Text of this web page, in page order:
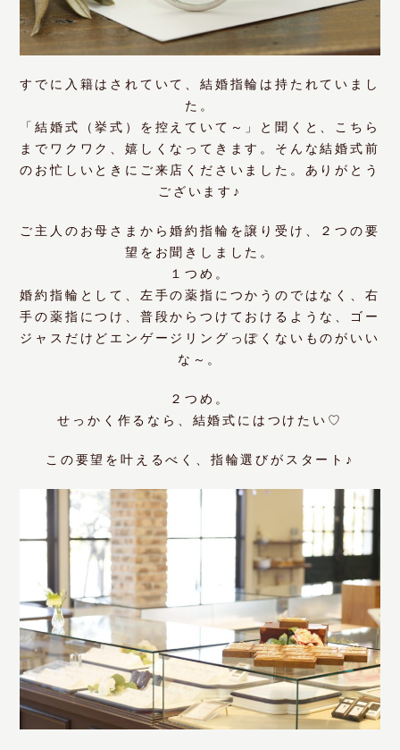
すでに入籍はされていて、結婚指輪は持たれていまし
た。
「結婚式（挙式）を控えていて～」と聞くと、こちら
までワクワク、嬉しくなってきます。そんな結婚式前
のお忙しいときにご来店くださいました。ありがとう
ございます♪
ご主人のお母さまから婚約指輪を譲り受け、２つの要
望をお聞きしました。
１つめ。
婚約指輪として、左手の薬指につかうのではなく、右
手の薬指につけ、普段からつけておけるような、ゴー
ジャスだけどエンゲージリングっぽくないものがいい
な～。
２つめ。
せっかく作るなら、結婚式にはつけたい♡
この要望を叶えるべく、指輪選びがスタート♪